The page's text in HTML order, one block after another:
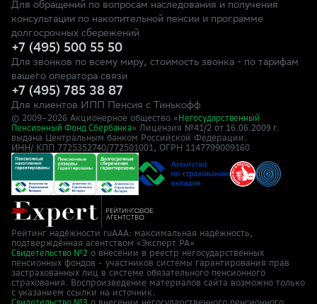
Для обращений по вопросам наследования и получения
консультации по накопительной пенсии и программе
долгосрочных сбережений
+7 (495) 500 55 50
Для звонков по всему миру, стоимость звонка - по тарифам
вашего оператора связи
+7 (495) 785 38 87
Для клиентов ИПП Пенсия с Тинькофф
© 2009–2026 Акционерное общество « Негосударственный
Пенсионный Фонд Сбербанка» Лицензия №41/2 от 16.06.2009 г.
выдана Центральным банком Российской Федерации.
ИНН/ КПП 7725352740/772501001, ОГРН 1147799009160
Рейтинг надёжности ruAAA: максимальная надёжность,
подтверждённая агентством «Эксперт РА»
Свидетельство №2 о внесении в реестр негосударственных
пенсионных фондов - участников системы гарантирования прав
застрахованных лиц в системе обязательного пенсионного
страхования. Воспроизведение материалов сайта возможно только
с указанием ссылки на источник.